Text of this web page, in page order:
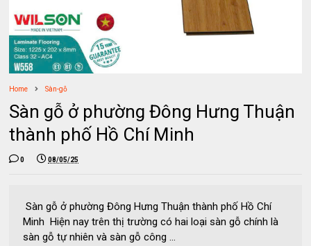
Home Sàn-gỗ
Sàn gỗ ở phường Đông Hưng Thuận
thành phố Hồ Chí Minh
0 08/05/25
Sàn gỗ ở phường Đông Hưng Thuận thành phố Hồ Chí
Minh Hiện nay trên thị trường có hai loại sàn gỗ chính là
sàn gỗ tự nhiên và sàn gỗ công ...